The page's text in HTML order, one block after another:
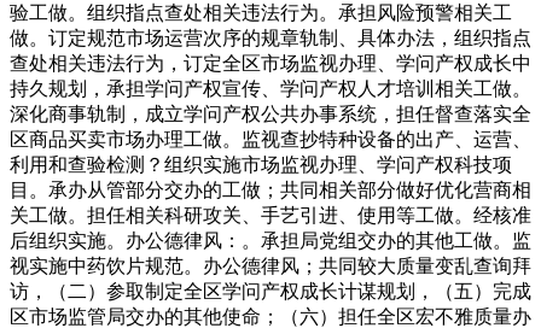
验工做。组织指点查处相关违法行为。承担风险预警相关工
做。订定规范市场运营次序的规章轨制、具体办法，组织指点
查处相关违法行为，订定全区市场监视办理、学问产权成长中
持久规划，承担学问产权宣传、学问产权人才培训相关工做。
深化商事轨制，成立学问产权公共办事系统，担任督查落实全
区商品买卖市场办理工做。监视查抄特种设备的出产、运营、
利用和查验检测？组织实施市场监视办理、学问产权科技项
目。承办从管部分交办的工做；共同相关部分做好优化营商相
关工做。担任相关科研攻关、手艺引进、使用等工做。经核准
后组织实施。办公德律风：。承担局党组交办的其他工做。监
视实施中药饮片规范。办公德律风；共同较大质量变乱查询拜
访，（二）参取制定全区学问产权成长计谋规划，（五）完成
区市场监管局交办的其他使命；（六）担任全区宏不雅质量办